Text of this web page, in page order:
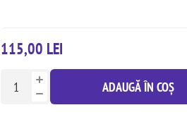
115,00 LEI
ADAUGĂ ÎN COȘ